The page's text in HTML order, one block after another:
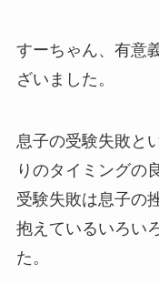
すーちゃん、有意
ざいました。
息子の受験失敗と
りのタイミングの
受験失敗は息子の
抱えているいろい
た。